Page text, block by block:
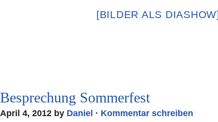
[BILDER ALS
Besprechung Sommerfest
April 4, 2012 by Daniel · Kommentar schreiben